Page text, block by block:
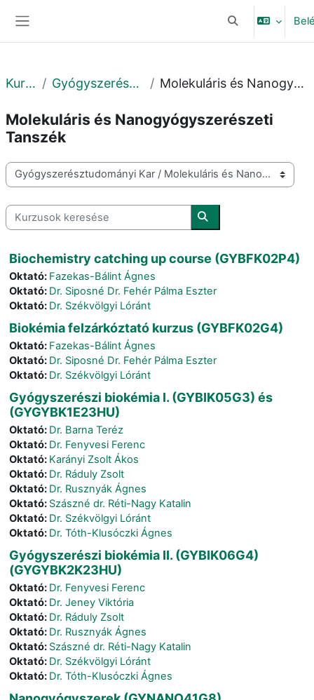
Keresési
Kurzusok Gyógyszerésztudományi Kar Molekuláris és Nanogyógyszerészeti Tanszék
Molekuláris és Nanogyógyszerészeti
Tanszék
Kurzuskategóriák
Kurzusok keresése
Kurzusok keresése
Biochemistry catching up course (GYBFK02P4)
Oktató: Fazekas-Bálint Ágnes
Oktató: Dr. Siposné Dr. Fehér Pálma Eszter
Oktató: Dr. Székvölgyi Lóránt
Biokémia felzárkóztató kurzus (GYBFK02G4)
Oktató: Fazekas-Bálint Ágnes
Oktató: Dr. Siposné Dr. Fehér Pálma Eszter
Oktató: Dr. Székvölgyi Lóránt
Gyógyszerészi biokémia I. (GYBIK05G3) és
(GYGYBK1E23HU)
Oktató: Dr. Barna Teréz
Oktató: Dr. Fenyvesi Ferenc
Oktató: Karányi Zsolt Ákos
Oktató: Dr. Ráduly Zsolt
Oktató: Dr. Rusznyák Ágnes
Oktató: Szászné dr. Réti-Nagy Katalin
Oktató: Dr. Székvölgyi Lóránt
Oktató: Dr. Tóth-Klusóczki Ágnes
Gyógyszerészi biokémia II. (GYBIK06G4)
(GYGYBK2K23HU)
Oktató: Dr. Fenyvesi Ferenc
Oktató: Dr. Jeney Viktória
Oktató: Dr. Ráduly Zsolt
Oktató: Dr. Rusznyák Ágnes
Oktató: Szászné dr. Réti-Nagy Katalin
Oktató: Dr. Székvölgyi Lóránt
Oktató: Dr. Tóth-Klusóczki Ágnes